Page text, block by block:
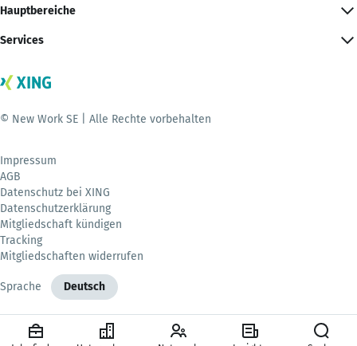
Hauptbereiche
Services
© New Work SE | Alle Rechte vorbehalten
Impressum
AGB
Datenschutz bei XING
Datenschutzerklärung
Mitgliedschaft kündigen
Tracking
Mitgliedschaften widerrufen
Sprache Deutsch